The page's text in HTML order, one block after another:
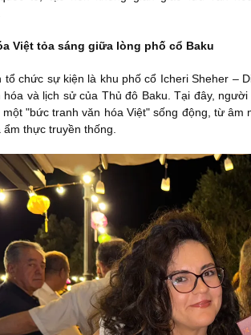
Việt tỏa sáng giữa lòng phố cổ Baku
tổ chức sự kiện là khu phố cổ Icheri Sheher –
hóa và lịch sử của Thủ đô Baku. Tại đây,
"bức tranh văn hóa Việt" sống động, từ
ẩm thực truyền thống.